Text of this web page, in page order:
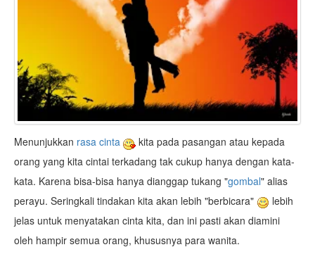
Menunjukkan rasa cinta
kita pada pasangan atau kepada
orang yang kita cintai terkadang tak cukup hanya dengan kata-
kata. Karena bisa-bisa hanya dianggap tukang "gombal" alias
perayu. Seringkali tindakan kita akan lebih "berbicara"
lebih
jelas untuk menyatakan cinta kita, dan ini pasti akan diamini
oleh hampir semua orang, khususnya para wanita.